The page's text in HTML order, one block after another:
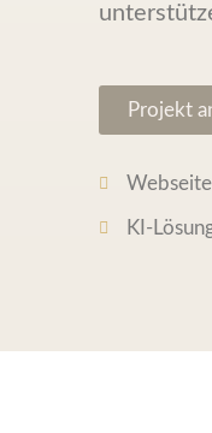
Projekt
KI-